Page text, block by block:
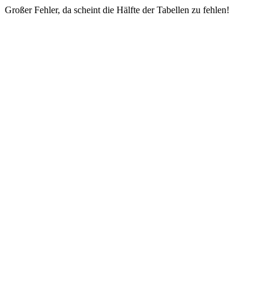
Großer Fehler, da scheint die Hälfte der Tabellen zu fehlen!